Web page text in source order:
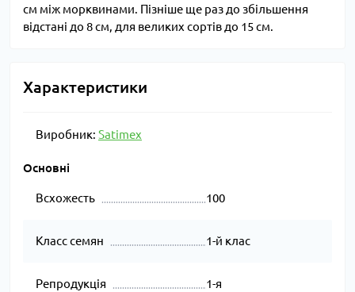
см між морквинами. Пізніше ще раз до збільшення
відстані до 8 см, для великих сортів до 15 см.
Характеристики
Виробник: Satimex
Основні
Всхожесть 100
Класс семян 1-й клас
Репродукція 1-я